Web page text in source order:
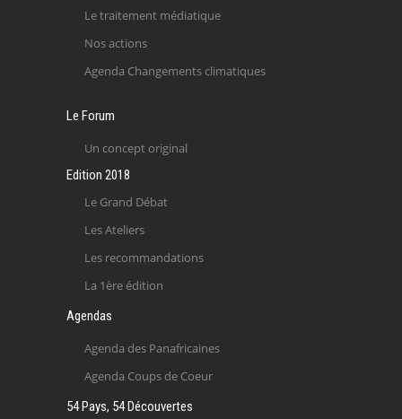
Le traitement médiatique
Nos actions
Agenda Changements climatiques
Le Forum
Un concept original
Edition 2018
Le Grand Débat
Les Ateliers
Les recommandations
La 1ère édition
Agendas
Agenda des Panafricaines
Agenda Coups de Coeur
54 Pays, 54 Découvertes